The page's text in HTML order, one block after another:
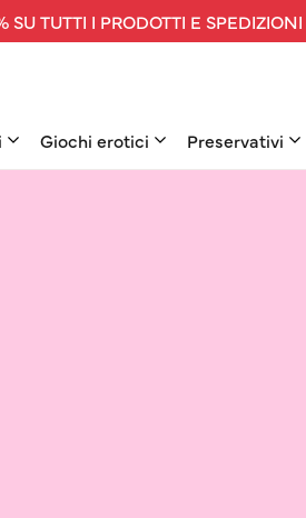
SU TUTTI I PRODOTTI E
Giochi erotici Preservativi